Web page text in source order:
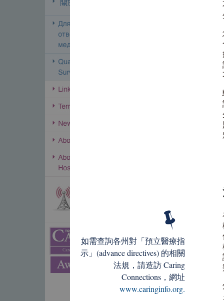
如需查詢各州對「預立醫療指
示」(advance directives) 的相關
法規，請造訪 Caring
Connections，網址
www.caringinfo.org.